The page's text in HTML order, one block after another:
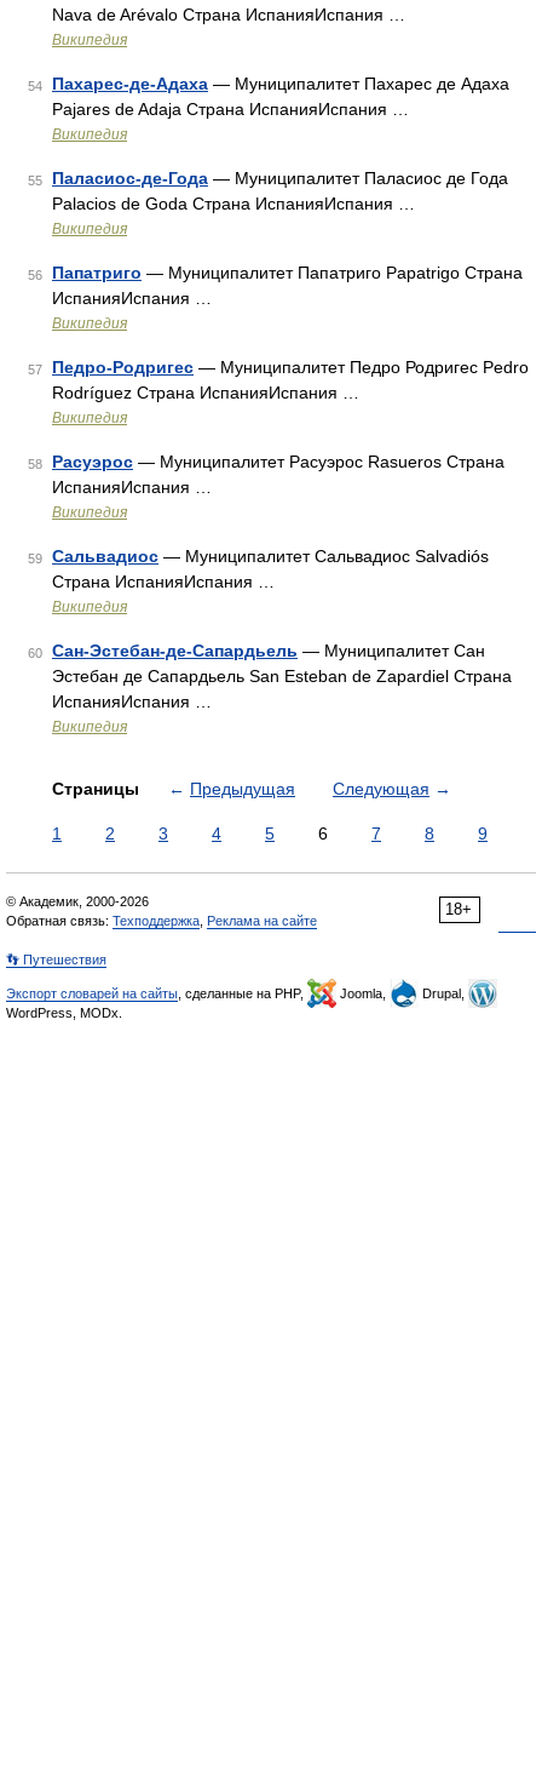
Nava de Arévalo Страна ИспанияИспания …
Википедия
54 Пахарес-де-Адаха — Муниципалитет Пахарес де Адаха
Pajares de Adaja Страна ИспанияИспания …
Википедия
55 Паласиос-де-Года — Муниципалитет Паласиос де Года
Palacios de Goda Страна ИспанияИспания …
Википедия
56 Папатриго — Муниципалитет Папатриго Papatrigo Страна
ИспанияИспания …
Википедия
57 Педро-Родригес — Муниципалитет Педро Родригес Pedro
Rodríguez Страна ИспанияИспания …
Википедия
58 Расуэрос — Муниципалитет Расуэрос Rasueros Страна
ИспанияИспания …
Википедия
59 Сальвадиос — Муниципалитет Сальвадиос Salvadiós
Страна ИспанияИспания …
Википедия
60 Сан-Эстебан-де-Сапардьель — Муниципалитет Сан
Эстебан де Сапардьель San Esteban de Zapardiel Страна
ИспанияИспания …
Википедия
Страницы ← Предыдущая Следующая →
1 2 3 4 5 6 7 8 9
18+
© Академик, 2000-2026
Обратная связь: Техподдержка Реклама на сайте
👣 Путешествия
Экспорт словарей на сайты , сделанные на PHP, Joomla,
Drupal,
WordPress, MODx.